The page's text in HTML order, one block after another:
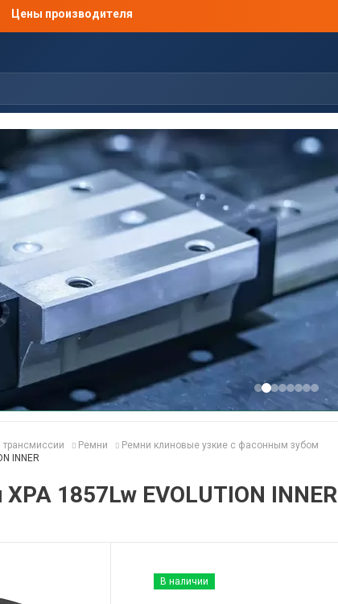
Цены производителя
Ремни
Ремни клиновые узкие с фасонным зубом
INNER
1857Lw EVOLUTION INNER
В наличии